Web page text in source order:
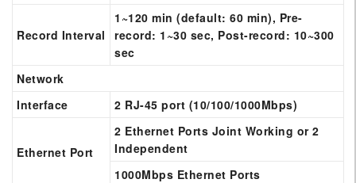
Record Interval
1~120 min (default: 60 min), Pre-
record: 1~30 sec, Post-record: 10~300
sec
Network
Interface
2 RJ-45 port (10/100/1000Mbps)
Ethernet Port
2 Ethernet Ports Joint Working or 2
Independent
1000Mbps Ethernet Ports